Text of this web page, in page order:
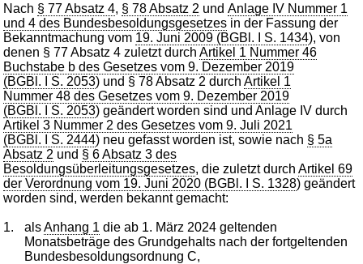
Nach § 77 Absatz 4, § 78 Absatz 2 undAnlage IV Nummer 1
und 4 des Bundesbesoldungsgesetzes in der Fassung der
Bekanntmachung vom 19. Juni 2009 (BGBl. I S. 1434), von
denen § 77 Absatz 4 zuletzt durchArtikel 1 Nummer 46
Buchstabe b des Gesetzes vom 9. Dezember 2019
(BGBl. I S. 2053) und § 78 Absatz 2 durchArtikel 1
Nummer 48 des Gesetzes vom 9. Dezember 2019
(BGBl. I S. 2053) geändert worden sind und Anlage IV durch
Artikel 3 Nummer 2 des Gesetzes vom 9. Juli 2021
(BGBl. I S. 2444) neu gefasst worden ist, sowie nach § 5a
Absatz 2 und § 6 Absatz 3 des
Besoldungsüberleitungsgesetzes, die zuletzt durchArtikel 69
der Verordnung vom 19. Juni 2020 (BGBl. I S. 1328) geändert
worden sind, werden bekannt gemacht:
1. alsAnhang 1 die ab 1. März 2024 geltenden
Monatsbeträge des Grundgehalts nach der fortgeltenden
Bundesbesoldungsordnung C,